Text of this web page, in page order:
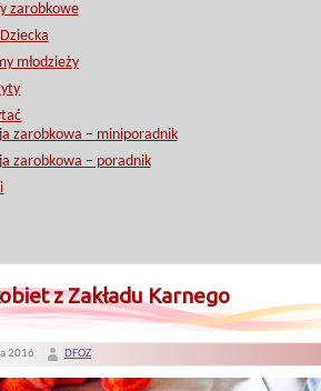
zarobkowe
młodzieży
zarobkowa – miniporadnik
zarobkowa – poradnik
z Zakładu Karnego
2016 DFOZ